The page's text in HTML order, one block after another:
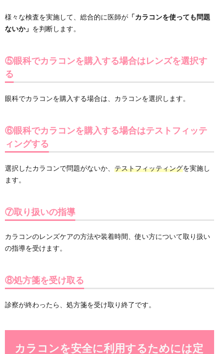
様々な検査を実施して、総合的に医師が 「カラコンを使っても問題
ないか」 を判断します。
⑤眼科でカラコンを購入する場合はレンズを選択す
る
眼科でカラコンを購入する場合は、カラコンを選択します。
⑥眼科でカラコンを購入する場合はテストフィッテ
ィングする
選択したカラコンで問題がないか、 テストフィッティングを実施し
ます。
⑦取り扱いの指導
カラコンのレンズケアの方法や装着時間、使い方について取り扱い
の指導を受けます。
⑧処方箋を受け取る
診察が終わったら、処方箋を受け取り終了です。
カラコンを安全に利用するためには定